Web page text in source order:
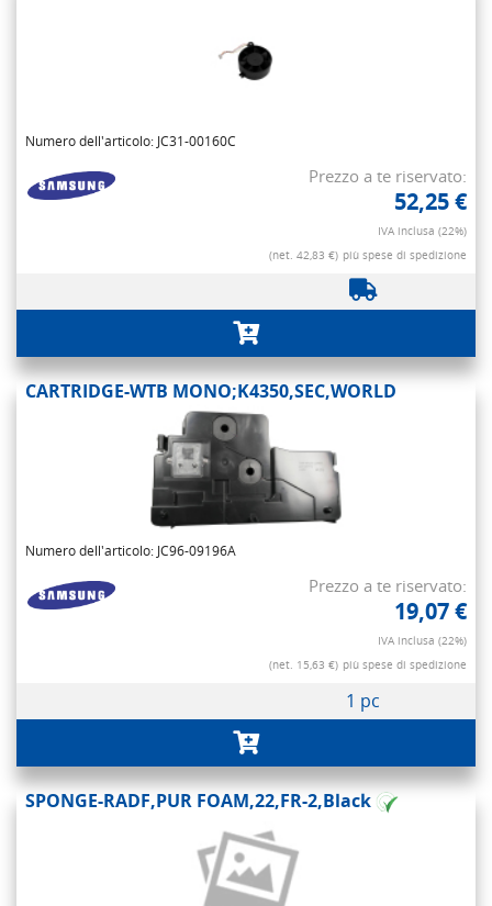
Numero dell'articolo: JC31-00160C
Prezzo a te riservato:
52,25 €
IVA inclusa (22%)
(net. 42,83 €) più spese di spedizione
CARTRIDGE-WTB MONO;K4350,SEC,WORLD
Numero dell'articolo: JC96-09196A
Prezzo a te riservato:
19,07 €
IVA inclusa (22%)
(net. 15,63 €) più spese di spedizione
1 pc
SPONGE-RADF,PUR FOAM,22,FR-2,Black